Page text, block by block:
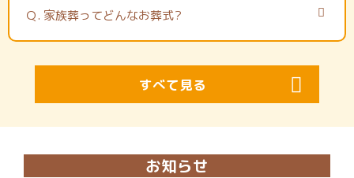
Ｑ. 家族葬ってどんなお葬式?
すべて見る
お知らせ